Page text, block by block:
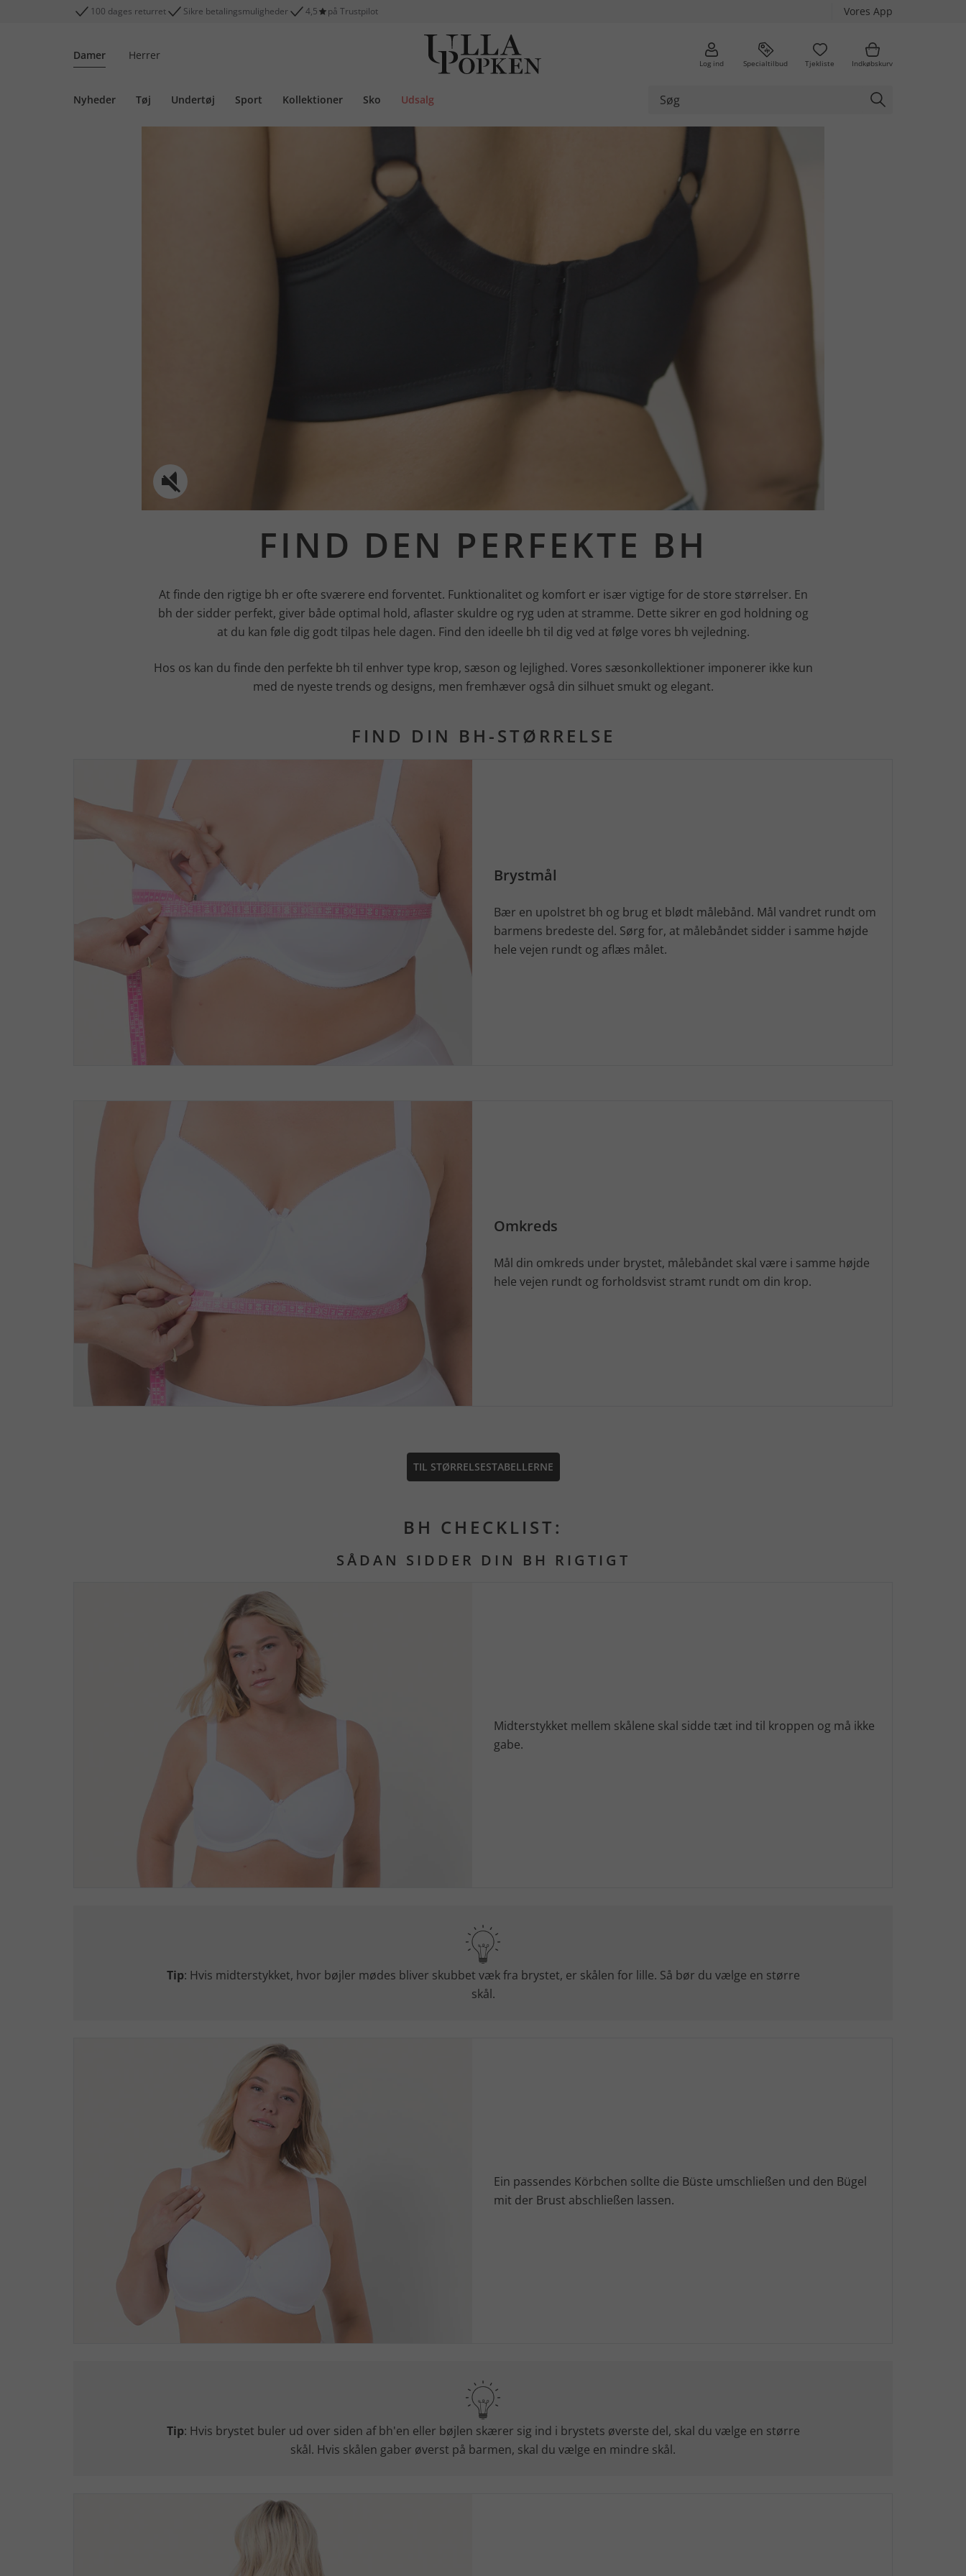
100 dages returret Sikre betalingsmuligheder 4,5 på Trustpilot Vores App
Damer Herrer
Log ind Specialtilbud Tjekliste Indkøbskurv
Nyheder Tøj Undertøj Sport Kollektioner Sko Udsalg
FIND DEN PERFEKTE BH
At finde den rigtige bh er ofte sværere end forventet. Funktionalitet og komfort er især vigtige for de store størrelser. En
bh der sidder perfekt, giver både optimal hold, aflaster skuldre og ryg uden at stramme. Dette sikrer en god holdning og
at du kan føle dig godt tilpas hele dagen. Find den ideelle bh til dig ved at følge vores bh vejledning.
Hos os kan du finde den perfekte bh til enhver type krop, sæson og lejlighed. Vores sæsonkollektioner imponerer ikke kun
med de nyeste trends og designs, men fremhæver også din silhuet smukt og elegant.
FIND DIN BH-STØRRELSE
Brystmål
Bær en upolstret bh og brug et blødt målebånd. Mål vandret rundt om
barmens bredeste del. Sørg for, at målebåndet sidder i samme højde
hele vejen rundt og aflæs målet.
Omkreds
Mål din omkreds under brystet, målebåndet skal være i samme højde
hele vejen rundt og forholdsvist stramt rundt om din krop.
TIL STØRRELSESTABELLERNE
BH CHECKLIST:
SÅDAN SIDDER DIN BH RIGTIGT
Midterstykket mellem skålene skal sidde tæt ind til kroppen og må ikke
gabe.
Tip: Hvis midterstykket, hvor bøjler mødes bliver skubbet væk fra brystet, er skålen for lille. Så bør du vælge en større
skål.
Ein passendes Körbchen sollte die Büste umschließen und den Bügel
mit der Brust abschließen lassen.
Tip: Hvis brystet buler ud over siden af ​​bh'en eller bøjlen skærer sig ind i ​​brystets øverste del, skal du vælge en større
skål. Hvis skålen gaber øverst på barmen, skal du vælge en mindre skål.